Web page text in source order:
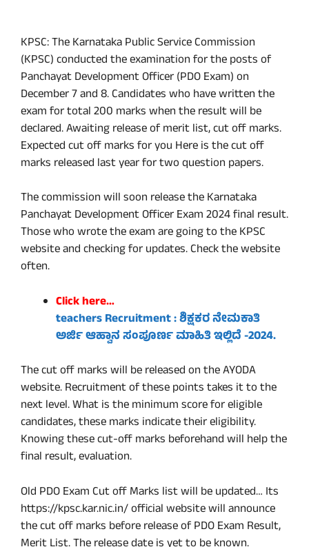
KPSC: The Karnataka Public Service Commission
(KPSC) conducted the examination for the posts of
Panchayat Development Officer (PDO Exam) on
December 7 and 8. Candidates who have written the
exam for total 200 marks when the result will be
declared. Awaiting release of merit list, cut off marks.
Expected cut off marks for you Here is the cut off
marks released last year for two question papers.
The commission will soon release the Karnataka
Panchayat Development Officer Exam 2024 final result.
Those who wrote the exam are going to the KPSC
website and checking for updates. Check the website
often.
Click here…
teachers Recruitment : ಶಿಕ್ಷಕರ ನೇಮಕಾತಿ
ಅರ್ಜಿ ಆಹ್ವಾನ ಸಂಪೂರ್ಣ ಮಾಹಿತಿ ಇಲ್ಲಿದೆ -2024.
The cut off marks will be released on the AYODA
website. Recruitment of these points takes it to the
next level. What is the minimum score for eligible
candidates, these marks indicate their eligibility.
Knowing these cut-off marks beforehand will help the
final result, evaluation.
Old PDO Exam Cut off Marks list will be updated… Its
https://kpsc.kar.nic.in/ official website will announce
the cut off marks before release of PDO Exam Result,